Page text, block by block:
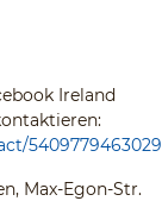
Ireland
Max-Egon-Str.